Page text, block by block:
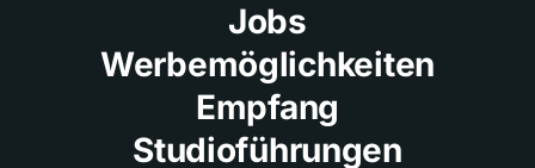
Jobs
Werbemöglichkeiten
Empfang
Studioführungen